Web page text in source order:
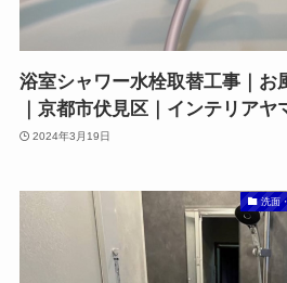
浴室シャワー水栓取替工事｜お
｜京都市伏見区｜インテリアヤ
2024年3月19日
洗面